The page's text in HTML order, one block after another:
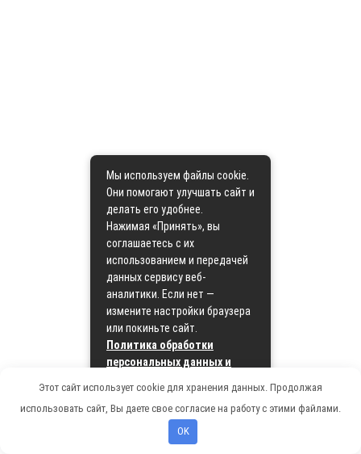
Мы используем файлы cookie.
Они помогают улучшать сайт и
делать его удобнее.
Нажимая «Принять», вы
соглашаетесь с их
использованием и передачей
данных сервису веб-
аналитики. Если нет —
измените настройки браузера
или покиньте сайт.
Политика обработки
персональных данных и
Принять
Этот сайт использует cookie для хранения данных. Продолжая
использовать сайт, Вы даете свое согласие на работу с этими файлами.
OK